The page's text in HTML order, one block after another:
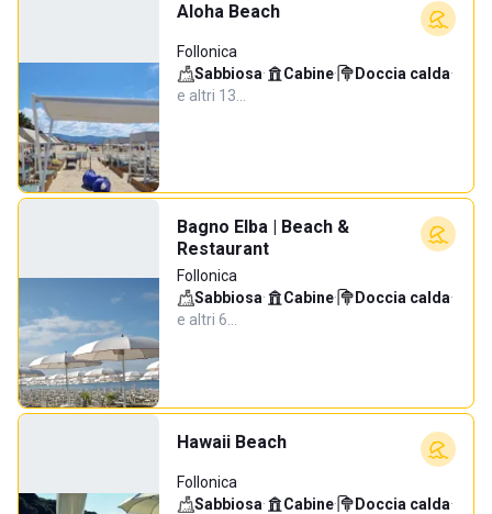
Aloha Beach
Follonica
Sabbiosa· Cabine· Doccia calda·
e altri 13…
Bagno Elba | Beach &
Restaurant
Follonica
Sabbiosa· Cabine· Doccia calda·
e altri 6…
Hawaii Beach
Follonica
Sabbiosa· Cabine· Doccia calda·